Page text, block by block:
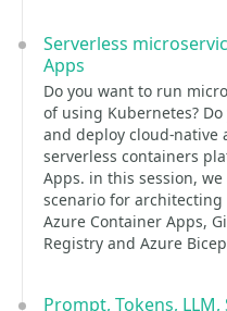
Serverless
Apps
Do you want to run
of using Kubernetes?
and deploy cloud-native
serverless containers
Apps. in this session,
scenario for
Azure Container Apps,
Registry and Azure
Prompt, Tokens,